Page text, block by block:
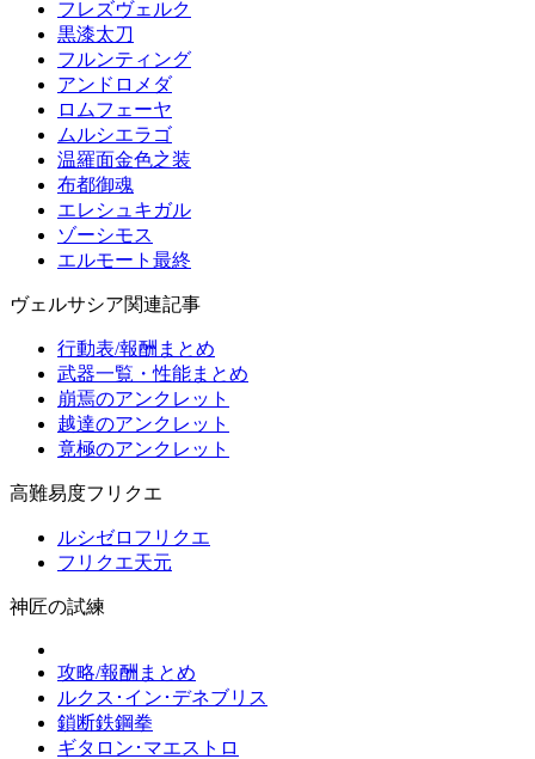
フレズヴェルク
黒漆太刀
フルンティング
アンドロメダ
ロムフェーヤ
ムルシエラゴ
温羅面金色之装
布都御魂
エレシュキガル
ゾーシモス
エルモート最終
ヴェルサシア関連記事
行動表/報酬まとめ
武器一覧・性能まとめ
崩焉のアンクレット
越達のアンクレット
竟極のアンクレット
高難易度フリクエ
ルシゼロフリクエ
フリクエ天元
神匠の試練
攻略/報酬まとめ
ルクス･イン･デネブリス
鎖断鉄鋼拳
ギタロン･マエストロ